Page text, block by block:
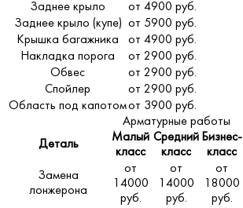
Заднее крыло
от 4900 руб.
Заднее крыло (купе) от 5900 руб.
Крышка багажника
от 4900 руб.
Накладка порога
от 2900 руб.
Обвес
от 2900 руб.
Спойлер
от 2900 руб.
Область под капотомот 3900 руб.
Арматурные работы
Деталь
Малый
класс
Средний
класс
Бизнес-
класс
Замена
лонжерона
от
14000
руб.
от
14000
руб.
от
18000
руб.